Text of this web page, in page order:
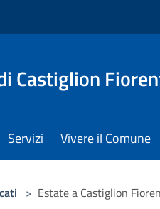
Castiglion
Servizi Vivere il Comune
> Estate a Castiglion